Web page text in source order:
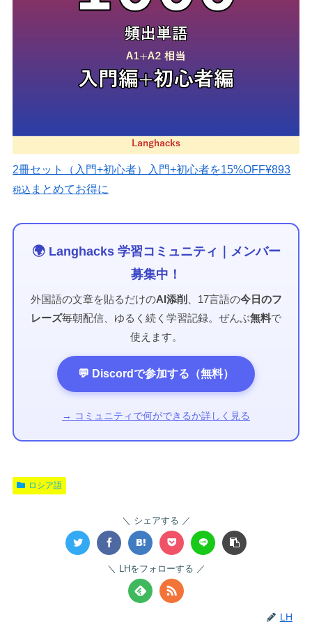
2冊セット（入門+初心者） 入門+初心者を15%OFF¥893
税込 まとめてお得に
🌍 Langhacks 学習コミュニティ｜メンバー
募集中！
外国語の文章を貼るだけのAI添削 、17言語の今日のフ
レーズ毎朝配信、ゆるく続く学習記録。ぜんぶ無料で
使えます。
💬 Discordで参加する（無料）
→ コミュニティで何ができるか詳しく見る
ロシア語
シェアする
LHをフォローする
LH